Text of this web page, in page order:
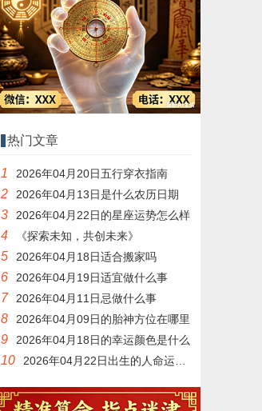
热门文章
1 2026年04月20日五行穿衣指南
2 2026年04月13日是什么农历日期
3 2026年04月22日的星座运势怎么样
4 《探索未知，共创未来》
5 2026年04月18日适合搬家吗
6 2026年04月19日适宜做什么事
7 2026年04月11日忌做什么事
8 2026年04月09日的胎神方位在哪里
9 2026年04月18日的幸运颜色是什么
10 2026年04月22日出生的人命运如何